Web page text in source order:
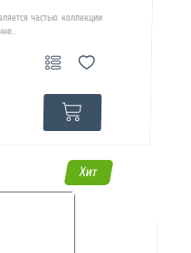
частью коллекции
Хит